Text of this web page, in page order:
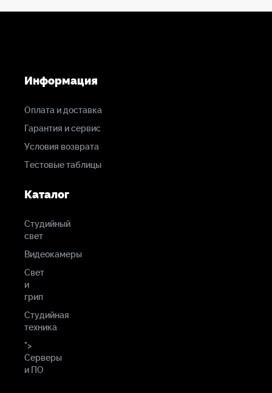
Информация
Оплата и доставка
Гарантия и сервис
Условия возврата
Тестовые таблицы
Каталог
Студийный
свет
Видеокамеры
Свет
и
грип
Студийная
техника
">
Серверы
и ПО